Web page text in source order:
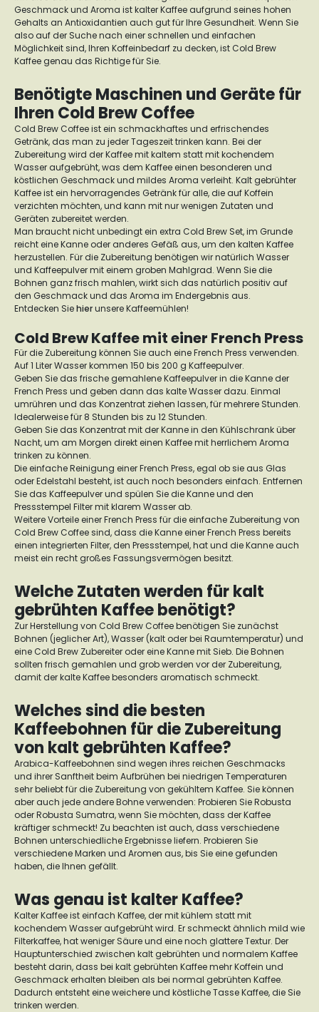
Geschmack und Aroma ist kalter Kaffee aufgrund seines hohen
Gehalts an Antioxidantien auch gut für Ihre Gesundheit. Wenn Sie
also auf der Suche nach einer schnellen und einfachen
Möglichkeit sind, Ihren Koffeinbedarf zu decken, ist Cold Brew
Kaffee genau das Richtige für Sie.
Benötigte Maschinen und Geräte für
Ihren Cold Brew Coffee
Cold Brew Coffee ist ein schmackhaftes und erfrischendes
Getränk, das man zu jeder Tageszeit trinken kann. Bei der
Zubereitung wird der Kaffee mit kaltem statt mit kochendem
Wasser aufgebrüht, was dem Kaffee einen besonderen und
köstlichen Geschmack und mildes Aroma verleiht. Kalt gebrühter
Kaffee ist ein hervorragendes Getränk für alle, die auf Koffein
verzichten möchten, und kann mit nur wenigen Zutaten und
Geräten zubereitet werden.
Man braucht nicht unbedingt ein extra Cold Brew Set, im Grunde
reicht eine Kanne oder anderes Gefäß aus, um den kalten Kaffee
herzustellen. Für die Zubereitung benötigen wir natürlich Wasser
und Kaffeepulver mit einem groben Mahlgrad. Wenn Sie die
Bohnen ganz frisch mahlen, wirkt sich das natürlich positiv auf
den Geschmack und das Aroma im Endergebnis aus.
Entdecken Siehierunsere Kaffeemühlen!
Cold Brew Kaffee mit einer French Press
Für die Zubereitung können Sie auch eine French Press verwenden.
Auf 1 Liter Wasser kommen 150 bis 200 g Kaffeepulver.
Geben Sie das frische gemahlene Kaffeepulver in die Kanne der
French Press und geben dann das kalte Wasser dazu. Einmal
umrühren und das Konzentrat ziehen lassen, für mehrere Stunden.
Idealerweise für 8 Stunden bis zu 12 Stunden.
Geben Sie das Konzentrat mit der Kanne in den Kühlschrank über
Nacht, um am Morgen direkt einen Kaffee mit herrlichem Aroma
trinken zu können.
Die einfache Reinigung einer French Press, egal ob sie aus Glas
oder Edelstahl besteht, ist auch noch besonders einfach. Entfernen
Sie das Kaffeepulver und spülen Sie die Kanne und den
Pressstempel Filter mit klarem Wasser ab.
Weitere Vorteile einer French Press für die einfache Zubereitung von
Cold Brew Coffee sind, dass die Kanne einer French Press bereits
einen integrierten Filter, den Pressstempel, hat und die Kanne auch
meist ein recht großes Fassungsvermögen besitzt.
Welche Zutaten werden für kalt
gebrühten Kaffee benötigt?
Zur Herstellung von Cold Brew Coffee benötigen Sie zunächst
Bohnen (jeglicher Art), Wasser (kalt oder bei Raumtemperatur) und
eine Cold Brew Zubereiter oder eine Kanne mit Sieb. Die Bohnen
sollten frisch gemahlen und grob werden vor der Zubereitung,
damit der kalte Kaffee besonders aromatisch schmeckt.
Welches sind die besten
Kaffeebohnen für die Zubereitung
von kalt gebrühten Kaffee?
Arabica-Kaffeebohnen sind wegen ihres reichen Geschmacks
und ihrer Sanftheit beim Aufbrühen bei niedrigen Temperaturen
sehr beliebt für die Zubereitung von gekühltem Kaffee. Sie können
aber auch jede andere Bohne verwenden: Probieren Sie Robusta
oder Robusta Sumatra, wenn Sie möchten, dass der Kaffee
kräftiger schmeckt! Zu beachten ist auch, dass verschiedene
Bohnen unterschiedliche Ergebnisse liefern. Probieren Sie
verschiedene Marken und Aromen aus, bis Sie eine gefunden
haben, die Ihnen gefällt.
Was genau ist kalter Kaffee?
Kalter Kaffee ist einfach Kaffee, der mit kühlem statt mit
kochendem Wasser aufgebrüht wird. Er schmeckt ähnlich mild wie
Filterkaffee, hat weniger Säure und eine noch glattere Textur. Der
Hauptunterschied zwischen kalt gebrühten und normalem Kaffee
besteht darin, dass bei kalt gebrühten Kaffee mehr Koffein und
Geschmack erhalten bleiben als bei normal gebrühten Kaffee.
Dadurch entsteht eine weichere und köstliche Tasse Kaffee, die Sie
trinken werden.